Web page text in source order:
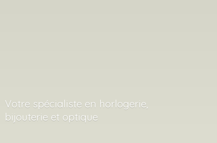
Votre spécialiste en horlogerie,
bijouterie et optique